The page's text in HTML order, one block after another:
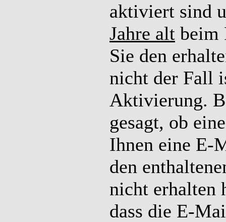
aktiviert sind
Jahre alt beim
Sie den
nicht der Fall
Aktivierung.
gesagt, ob
Ihnen eine E-
den
nicht erhalten
dass die E-